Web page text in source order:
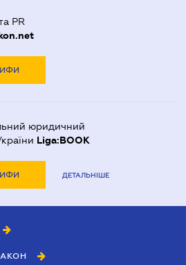
PR
юридичний
Liga:BOOK
ДЕТАЛЬНІШЕ